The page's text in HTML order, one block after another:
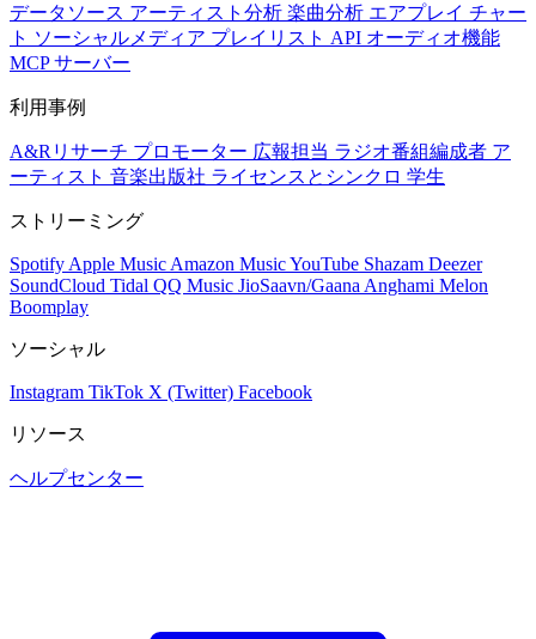
データソース アーティスト分析 楽曲分析 エアプレイ チャー
ト ソーシャルメディア プレイリスト API オーディオ機能
MCP サーバー
利用事例
A&Rリサーチ プロモーター 広報担当 ラジオ番組編成者 ア
ーティスト 音楽出版社 ライセンスとシンクロ 学生
ストリーミング
Spotify Apple Music Amazon MusicYouTube Shazam Deezer
SoundCloud Tidal QQ Music JioSaavn/Gaana Anghami Melon
Boomplay
ソーシャル
Instagram TikTok X (Twitter) Facebook
リソース
ヘルプセンター